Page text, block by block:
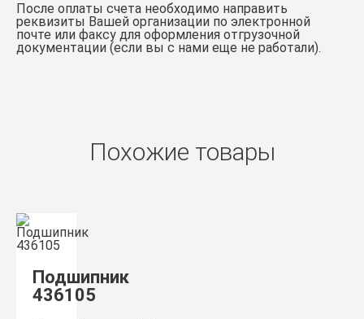
После оплаты счета необходимо направить
реквизиты Вашей организации по электронной
почте или факсу для оформления отгрузочной
документации (если вы с нами еще не работали).
Похожие товары
Подшипник
436105